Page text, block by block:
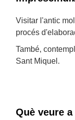
Visitar l'antic
procés
També,
Sant Miquel.
Què veure